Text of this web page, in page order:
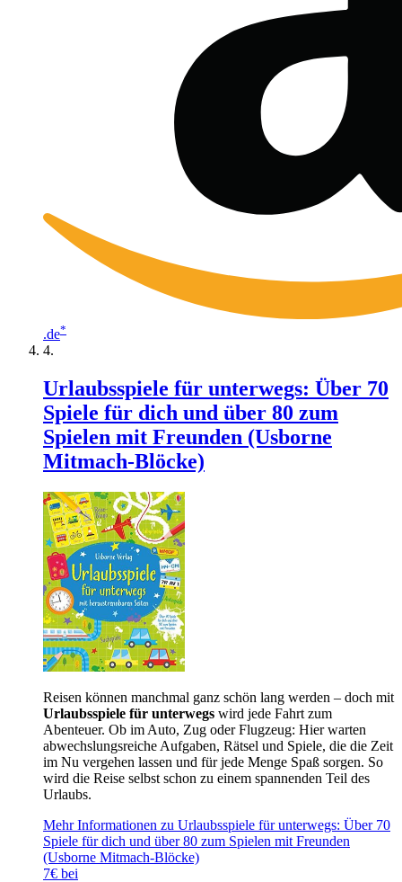
.de*
Urlaubsspiele für unterwegs: Über 70
Spiele für dich und über 80 zum
Spielen mit Freunden (Usborne
Mitmach-Blöcke)
Reisen können manchmal ganz schön lang werden – doch mit
Urlaubsspiele für unterwegs wird jede Fahrt zum
Abenteuer. Ob im Auto, Zug oder Flugzeug: Hier warten
abwechslungsreiche Aufgaben, Rätsel und Spiele, die die Zeit
im Nu vergehen lassen und für jede Menge Spaß sorgen. So
wird die Reise selbst schon zu einem spannenden Teil des
Urlaubs.
Mehr Informationen zu Urlaubsspiele für unterwegs: Über 70
Spiele für dich und über 80 zum Spielen mit Freunden
(Usborne Mitmach-Blöcke)
7€ bei